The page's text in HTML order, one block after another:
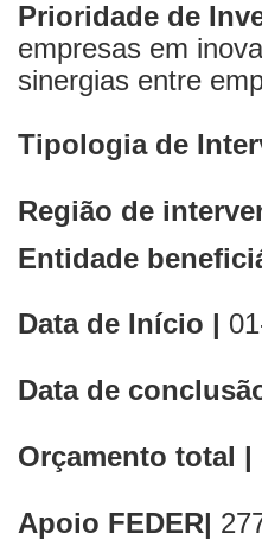
Prioridade de
empresas em
sinergias entre
Tipologia de
Região de
Entidade
Data de Início | 01
Data de
Orçamento total |
Apoio FEDER|